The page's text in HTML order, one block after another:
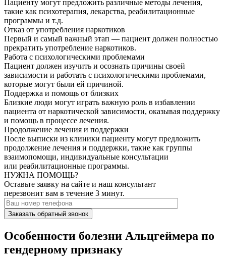
Пациенту могут предложить различные методы лечения,
такие как психотерапия, лекарства, реабилитационные
программы и т.д.
Отказ от употребления наркотиков
Первый и самый важный этап — пациент должен полностью
прекратить употребление наркотиков.
Работа с психологическими проблемами
Пациент должен изучить и осознать причины своей
зависимости и работать с психологическими проблемами,
которые могут были ей причиной.
Поддержка и помощь от близких
Близкие люди могут играть важную роль в избавлении
пациента от наркотической зависимости, оказывая поддержку
и помощь в процессе лечения.
Продолжение лечения и поддержки
После выписки из клиники пациенту могут предложить
продолжение лечения и поддержки, такие как группы
взаимопомощи, индивидуальные консультации
или реабилитационные программы.
НУЖНА ПОМОЩЬ?
Оставьте заявку на сайте и наш консультант
перезвонит вам в течение 3 минут.
Заказать обратный звонок
Особенности болезни Альцгеймера по
гендерному признаку